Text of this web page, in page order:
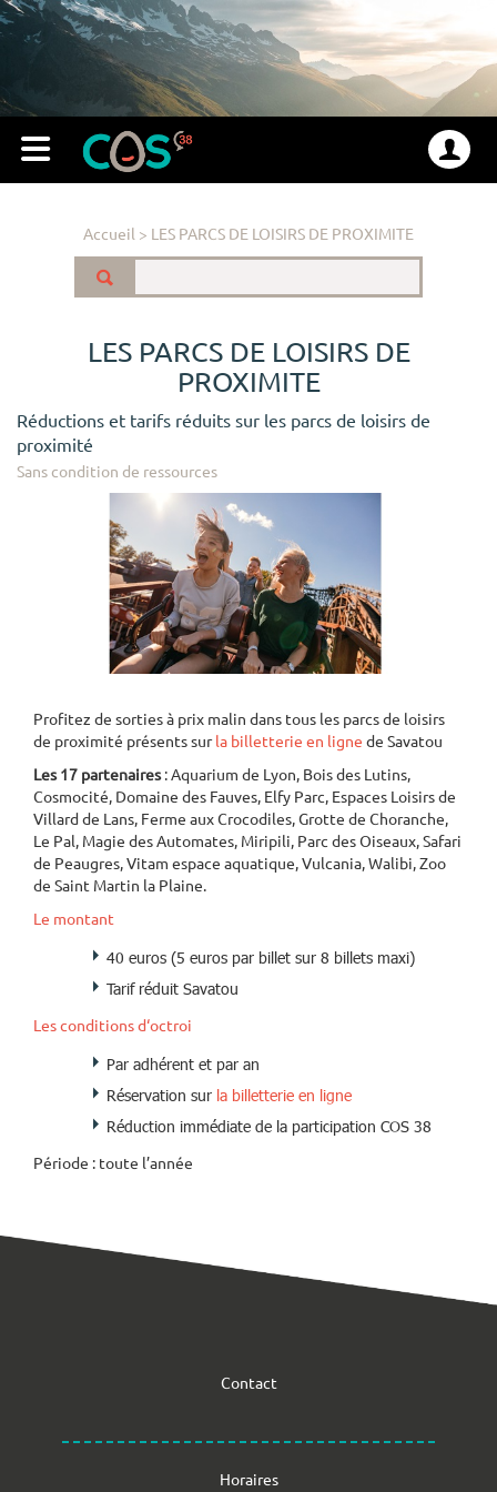
Accueil > LES PARCS DE LOISIRS DE PROXIMITE
LES PARCS DE LOISIRS DE
PROXIMITE
Réductions et tarifs réduits sur les parcs de loisirs de
proximité
Sans condition de ressources
Profitez de sorties à prix malin dans tous les parcs de loisirs
de proximité présents surla billetterie en ligne de Savatou
Les 17 partenaires: Aquarium de Lyon, Bois des Lutins,
Cosmocité, Domaine des Fauves, Elfy Parc, Espaces Loisirs de
Villard de Lans, Ferme aux Crocodiles, Grotte de Choranche,
Le Pal, Magie des Automates, Miripili, Parc des Oiseaux, Safari
de Peaugres, Vitam espace aquatique, Vulcania, Walibi, Zoo
de Saint Martin la Plaine.
Le montant
40 euros (5 euros par billet sur 8 billets maxi)
Tarif réduit Savatou
Les conditions d‘octroi
Par adhérent et par an
Réservation sur la billetterie en ligne
Réduction immédiate de la participation COS 38
Période : toute l’année
Contact
Horaires